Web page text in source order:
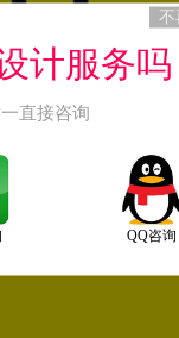
不
计服务吗
直接咨询
QQ咨询